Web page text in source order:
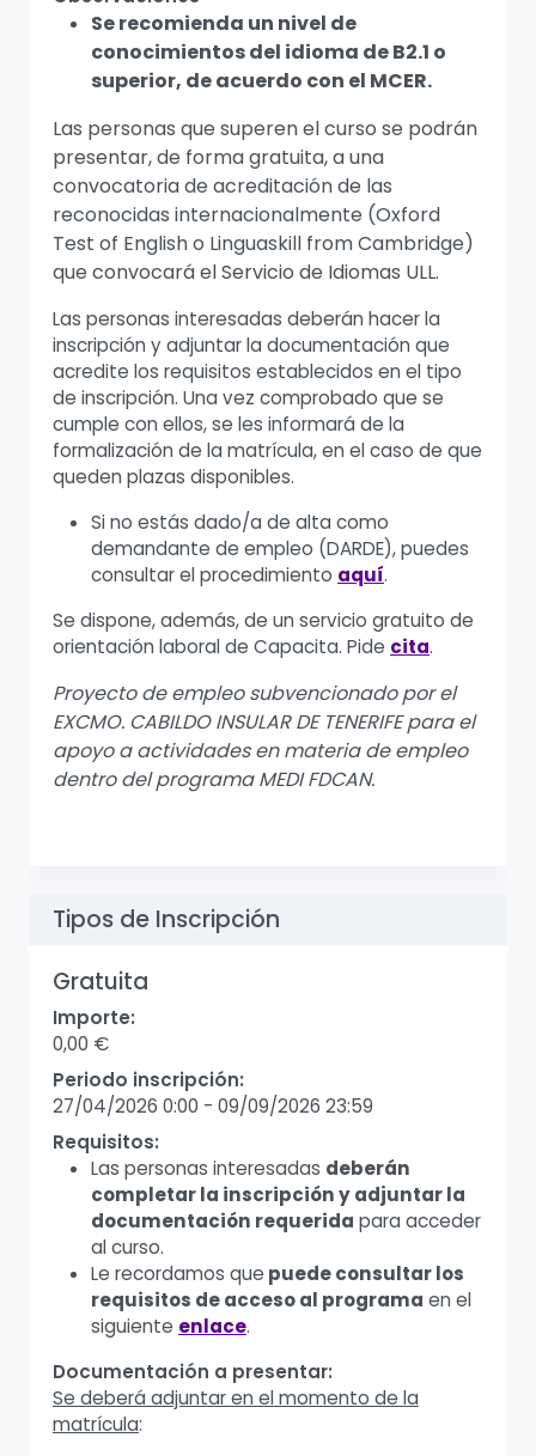
Se recomienda un nivel de
conocimientos del idioma de B2.1 o
superior, de acuerdo con el MCER.
Las personas que superen el curso se podrán
presentar, de forma gratuita, a una
convocatoria de acreditación de las
reconocidas internacionalmente (Oxford
Test of English o Linguaskill from Cambridge)
que convocará el Servicio de Idiomas ULL.
Las personas interesadas deberán hacer la
inscripción y adjuntar la documentación que
acredite los requisitos establecidos en el tipo
de inscripción. Una vez comprobado que se
cumple con ellos, se les informará de la
formalización de la matrícula, en el caso de que
queden plazas disponibles.
Si no estás dado/a de alta como
demandante de empleo (DARDE), puedes
consultar el procedimiento aquí.
Se dispone, además, de un servicio gratuito de
orientación laboral de Capacita. Pide cita.
Proyecto de empleo subvencionado por el
EXCMO. CABILDO INSULAR DE TENERIFE para el
apoyo a actividades en materia de empleo
dentro del programa MEDI FDCAN.
Tipos de Inscripción
Gratuita
Importe:
0,00 €
Periodo inscripción:
27/04/2026 0:00 - 09/09/2026 23:59
Requisitos:
Las personas interesadas deberán
completar la inscripción y adjuntar la
documentación requerida para acceder
al curso.
Le recordamos que puede consultar los
requisitos de acceso al programa en el
siguiente enlace.
Documentación a presentar:
Se deberá adjuntar en el momento de la
matrícula: